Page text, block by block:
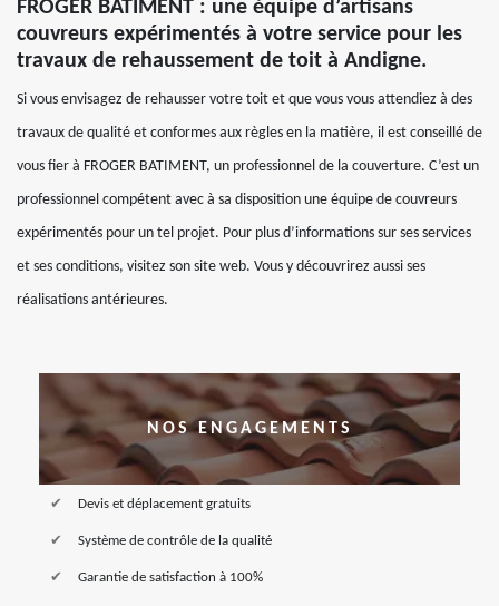
FROGER BATIMENT : une équipe d’artisans
couvreurs expérimentés à votre service pour les
travaux de rehaussement de toit à Andigne.
Si vous envisagez de rehausser votre toit et que vous vous attendiez à des
travaux de qualité et conformes aux règles en la matière, il est conseillé de
vous fier à FROGER BATIMENT, un professionnel de la couverture. C’est un
professionnel compétent avec à sa disposition une équipe de couvreurs
expérimentés pour un tel projet. Pour plus d’informations sur ses services
et ses conditions, visitez son site web. Vous y découvrirez aussi ses
réalisations antérieures.
NOS ENGAGEMENTS
Devis et déplacement gratuits
Système de contrôle de la qualité
Garantie de satisfaction à 100%